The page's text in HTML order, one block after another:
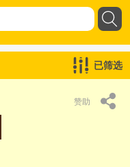
已筛选
赞助